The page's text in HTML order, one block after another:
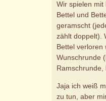
Wir spielen
Bettel und
geramscht
zählt doppelt).
Bettel verloren
Wunschrunde
Ramschrunde,
Jaja ich weiß
zu tun, aber